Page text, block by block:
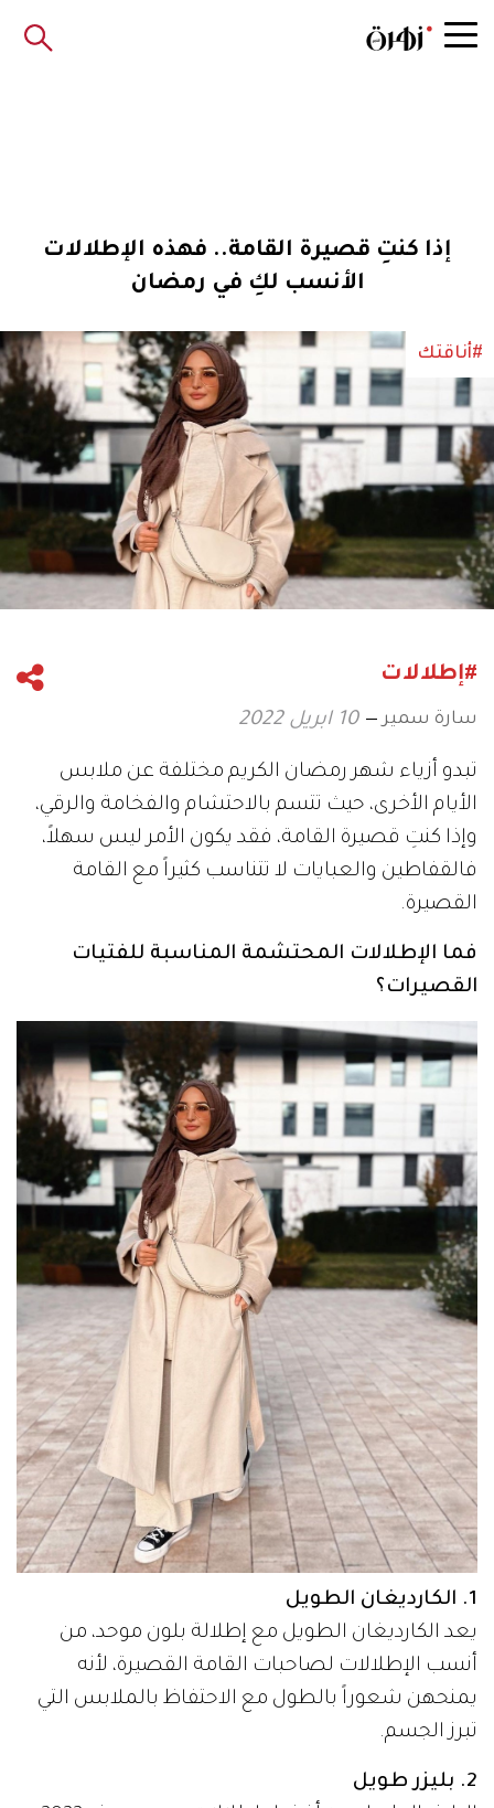
إذا كنتِ قصيرة القامة.. فهذه الإطلالات
الأنسب لكِ في رمضان
#أناقتك
#إطلالات
سارة سمير 10 ابريل 2022
تبدو أزياء شهر رمضان الكريم مختلفة عن ملابس
الأيام الأخرى، حيث تتسم بالاحتشام والفخامة والرقي،
وإذا كنتِ قصيرة القامة، فقد يكون الأمر ليس سهلاً،
فالقفاطين والعبايات لا تتناسب كثيراً مع القامة
القصيرة.
فما الإطلالات المحتشمة المناسبة للفتيات
القصيرات؟
1. الكارديغان الطويل
يعد الكارديغان الطويل مع إطلالة بلون موحد، من
أنسب الإطلالات لصاحبات القامة القصيرة، لأنه
يمنحهن شعوراً بالطول مع الاحتفاظ بالملابس التي
تبرز الجسم.
2. بليزر طويل